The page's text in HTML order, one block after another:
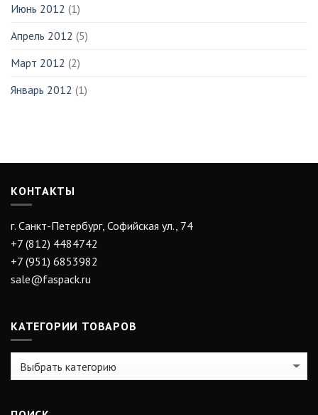
Июнь 2012 (1)
Апрель 2012 (5)
Март 2012 (2)
Январь 2012 (1)
КОНТАКТЫ
г. Санкт-Петербург, Софийская ул., 74
+7 (812) 4484742
+7 (951) 6853982
sale@faspack.ru
КАТЕГОРИИ ТОВАРОВ